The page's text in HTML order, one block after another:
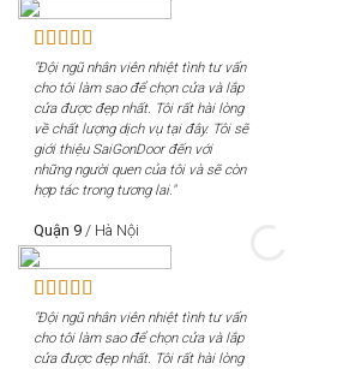
"Đội ngũ nhân viên nhiệt tình tư vấn
cho tôi làm sao để chọn cửa và lắp
cửa được đẹp nhất. Tôi rất hài lòng
về chất lượng dịch vụ tại đây. Tôi sẽ
giới thiệu SaiGonDoor đến với
những người quen của tôi và sẽ còn
hợp tác trong tương lai."
Quận 9 / Hà Nội
"Đội ngũ nhân viên nhiệt tình tư vấn
cho tôi làm sao để chọn cửa và lắp
cửa được đẹp nhất. Tôi rất hài lòng